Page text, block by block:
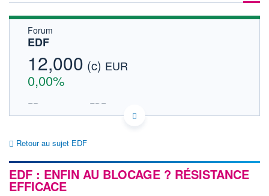
Forum
EDF
12,000 (c) EUR
0,00%
FR0010242511 EDF
EURONEXT PARIS DONNÉES TEMPS RÉEL
Cotation sur les autres places
SECTEUR
Électricité conventionnelle
Retour au sujet EDF
EDF : ENFIN AU BLOCAGE ? RÉSISTANCE
EFFICACE